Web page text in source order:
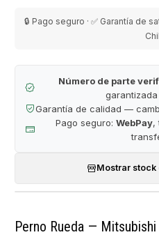
🔒 Pago seguro · ✅ Garantía de
Número de parte
Garantía de calidad —
Pago seguro: WebPay,
Mostrar
Perno Rueda —